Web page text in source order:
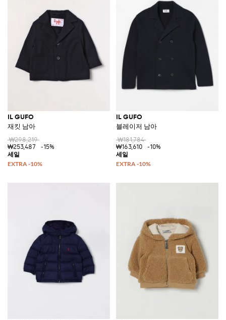
IL GUFO
재킷 남아
₩298,219
₩253,487
-15%
IL GUFO
블레이저 남아
₩181,784
₩163,610
-10%